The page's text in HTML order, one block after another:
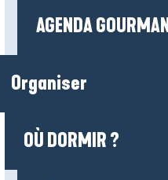
AGENDA
Organiser
OÙ DORMIR ?
de Guérande
44